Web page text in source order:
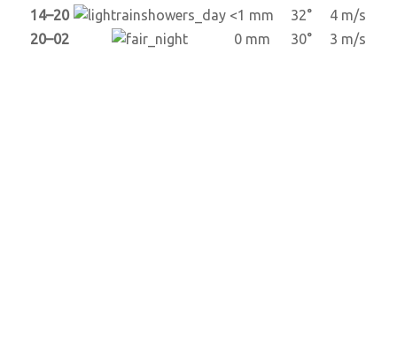
14–20
<1 mm 32°
4 m/s
20–02
0 mm 30° 3 m/s